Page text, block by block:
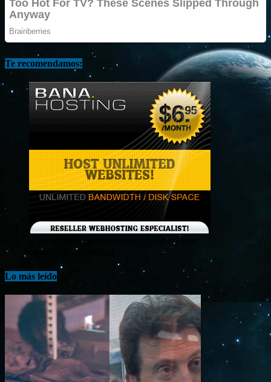
Te recomendamos:
¡Consigue tu hosting de alta calidad y a bajo
costo en Banahosting!
Lo más leído